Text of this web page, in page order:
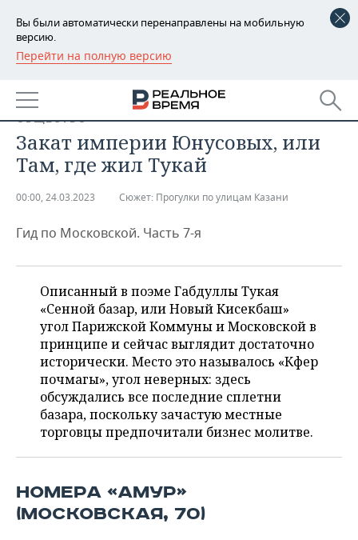
Вы были автоматически перенаправлены на мобильную
версию.
Перейти на полную версию
РЕГИОНЫ
БАШКОРТОСТАН
УДМУРТИЯ
НОВОСТИ
НОВОСТИ АНАЛИТИКИ
ДЕКЛАРАЦИИ О ДОХОДАХ
КОРОЛИ ГОСЗАКАЗА ПФО
КОМУ ПРИНАДЛЕЖАТ
ТОРГОВЫЕ ЦЕНТРЫ
ТАТАРСТАНА
ЭКОНОМИКА
НОВОСТИ ЭКОНОМИКИ
ФИНАНСЫ
БЮДЖЕТ
ИНВЕСТИЦИИ
ПРОМЫШЛЕННОСТЬ
НОВОСТИ
АГРОПРОМ
МАШИНОСТРОЕНИЕ
НЕФТЕХИМИЯ
НЕФТЬ
ОПК
НЕДВИЖИМОСТЬ
НОВОСТИ АВТО
БИЗНЕС
НОВОСТИ БИЗНЕСА
РОЗНИЧНАЯ ТОРГОВЛЯ
ТРАНСПОРТ
УСЛУГИ
ТЕХНОЛОГИИ
НОВОСТИ ТЕХНОЛОГИЙ
МЕДИА
ТЕЛЕКОММУНИКАЦИИ
МЕРОПРИЯТИЯ
НОВОСТИ МЕРОПРИЯТИЙ
ВЫЕЗДНАЯ РЕДАКЦИЯ
БИЗНЕС-БРАНЧИ
СПОРТ
НОВОСТИ СПОРТА
ФУТБОЛ
ОБЩЕСТВО
НОВОСТИ ОБЩЕСТВА
ФОТОГАЛЕРЕЯ
ОБЩЕСТВО
Закат империи Юнусовых, или
Там, где жил Тукай
00:00, 24.03.2023 Сюжет: Прогулки по улицам Казани
Гид по Московской. Часть 7-я
Описанный в поэме Габдуллы Тукая
«Сенной базар, или Новый Кисекбаш»
угол Парижской Коммуны и Московской в
принципе и сейчас выглядит достаточно
исторически. Место это называлось «Көфер
почмагы», угол неверных: здесь
обсуждались все последние сплетни
базара, поскольку зачастую местные
торговцы предпочитали бизнес молитве.
НОМЕРА «АМУР»
(МОСКОВСКАЯ, 70)